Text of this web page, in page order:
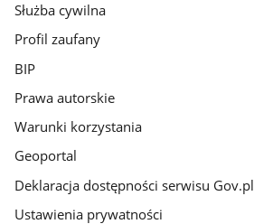
Służba cywilna
Profil zaufany
BIP
Prawa autorskie
Warunki korzystania
Geoportal
Deklaracja dostępności serwisu Gov.pl
Ustawienia prywatności